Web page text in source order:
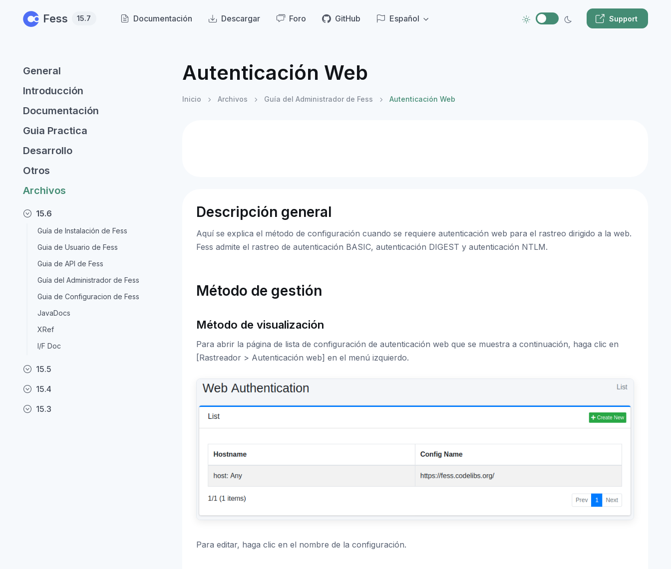
Fess 15.7 Documentación Descargar Foro GitHub Español Support
General
Introducción
Documentación
Guia Practica
Desarrollo
Otros
Archivos
15.6
Guía de Instalación de Fess
Guia de Usuario de Fess
Guia de API de Fess
Guía del Administrador de Fess
Guia de Configuracion de Fess
JavaDocs
XRef
I/F Doc
15.5
15.4
15.3
Autenticación Web
Inicio Archivos Guía del Administrador de Fess Autenticación Web
Descripción general
Aquí se explica el método de configuración cuando se requiere autenticación web para el rastreo dirigido a la web.
Fess admite el rastreo de autenticación BASIC, autenticación DIGEST y autenticación NTLM.
Método de gestión
Método de visualización
Para abrir la página de lista de configuración de autenticación web que se muestra a continuación, haga clic en
[Rastreador > Autenticación web] en el menú izquierdo.
Para editar, haga clic en el nombre de la configuración.